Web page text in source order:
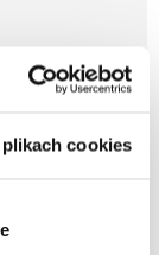
cookies